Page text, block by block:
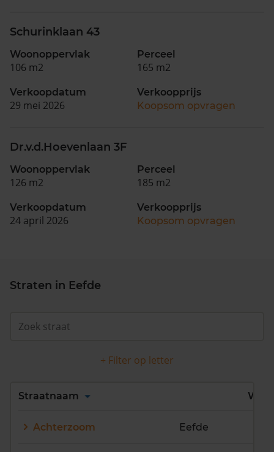
Schurinklaan 43
Woonoppervlak
106 m2
Perceel
165 m2
Verkoopdatum
29 mei 2026
Verkoopprijs
Koopsom opvragen
Dr.v.d.Hoevenlaan 3F
Woonoppervlak
126 m2
Perceel
185 m2
Verkoopdatum
24 april 2026
Verkoopprijs
Koopsom opvragen
Straten in Eefde
+ Filter op letter
Alles
Straatnaam Wijk
Achterzoom Eefde